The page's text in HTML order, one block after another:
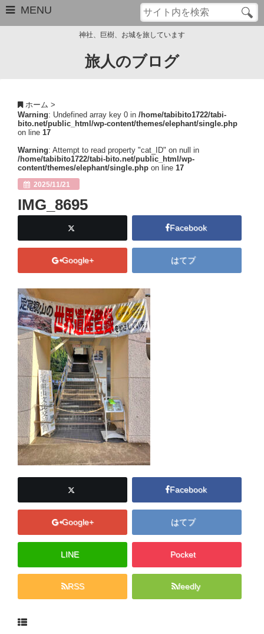
MENU
サイトマップ
Close
神社、巨樹、お城を旅しています
旅人のブログ
ホーム >
Warning: Undefined array key 0 in /home/tabibito1722/tabi-
bito.net/public_html/wp-content/themes/elephant/single.php
on line 17
Warning: Attempt to read property "cat_ID" on null in
/home/tabibito1722/tabi-bito.net/public_html/wp-
content/themes/elephant/single.php on line 17
2025/11/21
IMG_8695
Facebook
Google+ はてブ
Facebook
Google+ はてブ
LINE Pocket
RSS feedly